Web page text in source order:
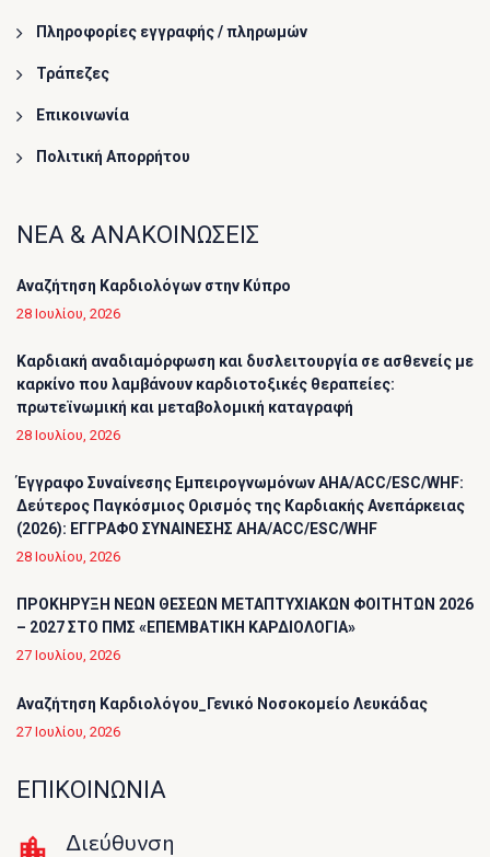
Πληροφορίες εγγραφής / πληρωμών
Τράπεζες
Επικοινωνία
Πολιτική Απορρήτου
ΝΕΑ & ΑΝΑΚΟΙΝΩΣΕΙΣ
Αναζήτηση Καρδιολόγων στην Κύπρο
28 Ιουλίου, 2026
Καρδιακή αναδιαμόρφωση και δυσλειτουργία σε ασθενείς με
καρκίνο που λαμβάνουν καρδιοτοξικές θεραπείες:
πρωτεϊνωμική και μεταβολομική καταγραφή
28 Ιουλίου, 2026
Έγγραφο Συναίνεσης Εμπειρογνωμόνων AHA/ACC/ESC/WHF:
Δεύτερος Παγκόσμιος Ορισμός της Καρδιακής Ανεπάρκειας
(2026): ΕΓΓΡΑΦΟ ΣΥΝΑΙΝΕΣΗΣ AHA/ACC/ESC/WHF
28 Ιουλίου, 2026
ΠΡΟΚΗΡΥΞΗ ΝΕΩΝ ΘΕΣΕΩΝ ΜΕΤΑΠΤΥΧΙΑΚΩΝ ΦΟΙΤΗΤΩΝ 2026
– 2027 ΣΤΟ ΠΜΣ «ΕΠΕΜΒΑΤΙΚΗ ΚΑΡΔΙΟΛΟΓΙΑ»
27 Ιουλίου, 2026
Αναζήτηση Καρδιολόγου_Γενικό Νοσοκομείο Λευκάδας
27 Ιουλίου, 2026
ΕΠΙΚΟΙΝΩΝΙΑ
Διεύθυνση